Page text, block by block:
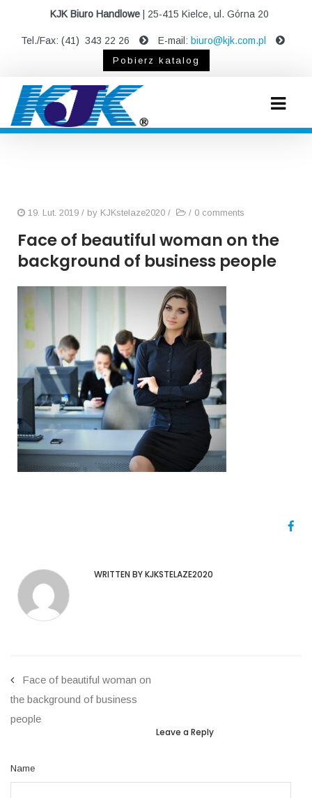
KJK Biuro Handlowe| 25-415 Kielce, ul. Górna 20
Tel./Fax: (41) 343 22 26 E-mail: biuro@kjk.com.pl
Pobierz katalog
19. Lut. 2019 / by KJKstelaze2020 / / 0 comments
Face of beautiful woman on the
background of business people
WRITTEN BY KJKSTELAZE2020
Face of beautiful woman on
the background of business
people
Leave a Reply
Name